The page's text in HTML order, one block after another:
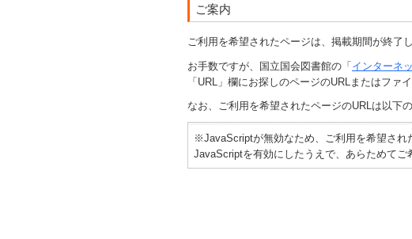
ご案内
ご利用を希望されたページは、掲載期間が終了し
お手数ですが、国立国会図書館の「 インターネ
「URL」欄にお探しのページのURLまたはファ
なお、ご利用を希望されたページのURLは以下の
※JavaScriptが無効なため、ご利用を希望され
JavaScriptを有効にしたうえで、あらためてご